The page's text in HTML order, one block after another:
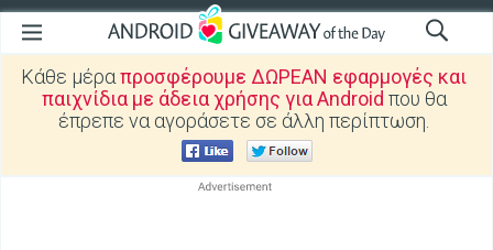
Κάθε μέραπροσφέρουμε ΔΩΡΕΑΝ εφαρμογές και
παιχνίδια με άδεια χρήσης για Android που θα
έπρεπε να αγοράσετε σε άλλη περίπτωση.